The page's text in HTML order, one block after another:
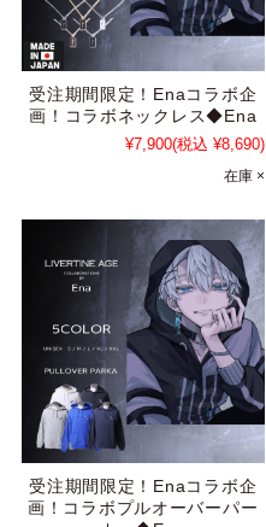
受注期間限定！Enaコラボ企
画！コラボネックレス◆Ena
¥7,900(税込 ¥8,690)
在庫 ×
受注期間限定！Enaコラボ企
画！コラボプルオーバーパー